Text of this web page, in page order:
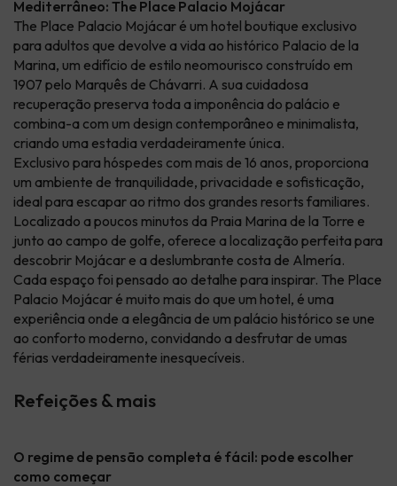
Mediterrâneo: The Place Palacio Mojácar
The Place Palacio Mojácar é um hotel boutique exclusivo
para adultos que devolve a vida ao histórico Palacio de la
Marina, um edifício de estilo neomourisco construído em
1907 pelo Marquês de Chávarri. A sua cuidadosa
recuperação preserva toda a imponência do palácio e
combina-a com um design contemporâneo e minimalista,
criando uma estadia verdadeiramente única.
Exclusivo para hóspedes com mais de 16 anos, proporciona
um ambiente de tranquilidade, privacidade e sofisticação,
ideal para escapar ao ritmo dos grandes resorts familiares.
Localizado a poucos minutos da Praia Marina de la Torre e
junto ao campo de golfe, oferece a localização perfeita para
descobrir Mojácar e a deslumbrante costa de Almería.
Cada espaço foi pensado ao detalhe para inspirar. The Place
Palacio Mojácar é muito mais do que um hotel, é uma
experiência onde a elegância de um palácio histórico se une
ao conforto moderno, convidando a desfrutar de umas
férias verdadeiramente inesquecíveis.
Refeições & mais
O regime de pensão completa é fácil: pode escolher
como começar